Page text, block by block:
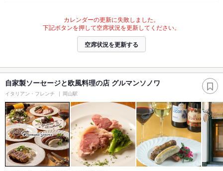
カレンダーの更新に失敗しました。
下記ボタンを押して空席状況を更新してください。
空席状況を更新する
自家製ソーセージと欧風料理の店 グルマンソノワ
イタリアン・フレンチ 岡山駅